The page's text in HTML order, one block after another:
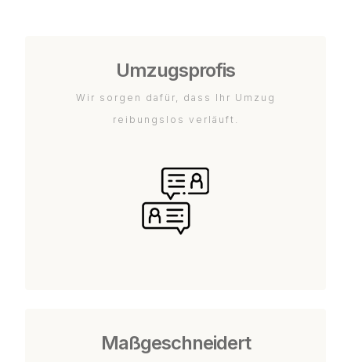
Umzugsprofis
Wir sorgen dafür, dass Ihr Umzug
reibungslos verläuft.
Maßgeschneidert